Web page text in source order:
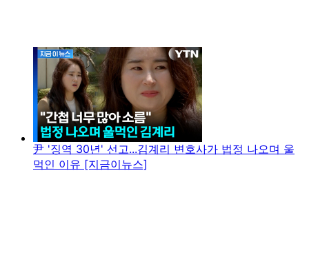
尹 '징역 30년' 선고...김계리 변호사가 법정 나오며 울
먹인 이유 [지금이뉴스]